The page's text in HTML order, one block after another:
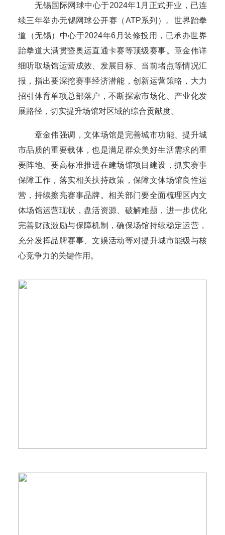
无锡国际网球中心于2024年1月正式开业，已连
续三年举办无锡网球公开赛（ATP系列）。世界跆拳
道（无锡）中心于2024年6月装修投用，已承办世界
跆拳道大满贯暨奥运直通卡赛等顶级赛事。章金伟详
细听取场馆运营成效、发展目标、当前堵点等情况汇
报，指出要深挖赛事经济潜能，创新运营策略，大力
招引体育单项总部落户，不断探索市场化、产业化发
展路径，切实提升场馆对区域的综合贡献度。
章金伟强调，文体场馆是完善城市功能、提升城
市品质的重要载体，也是满足群众美好生活需求的重
要阵地。要高标准推进在建场馆项目建设，抓实赛事
保障工作，落实相关扶持政策，保障文体场馆良性运
营，持续擦亮赛事品牌。相关部门要全面梳理区内文
体场馆运营现状，盘活资源、破解难题，进一步优化
完善财政激励与保障机制，确保场馆持续稳定运营，
充分发挥品牌赛事、文娱活动等对提升城市能级与核
心竞争力的关键作用。